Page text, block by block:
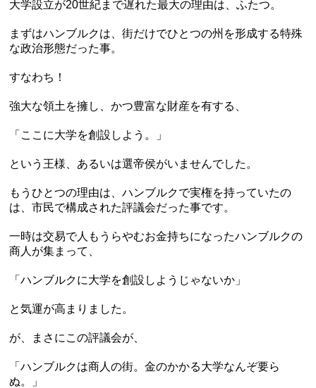
大学設立が20世紀まで遅れた最大の理由は、ふたつ。
まずはハンブルクは、街だけでひとつの州を形成する特殊
な政治形態だった事。
すなわち！
強大な領土を擁し、かつ豊富な財産を有する、
「ここに大学を創設しよう。」
という王様、あるいは選帝侯がいませんでした。
もうひとつの理由は、ハンブルクで実権を持っていたの
は、市民で構成された評議会だった事です。
一時は交易で人もうらやむお金持ちになったハンブルクの
商人が集まって、
「ハンブルクに大学を創設しようじゃないか」
と気運が高まりました。
が、まさにこの評議会が、
「ハンブルクは商人の街。金のかかる大学なんぞ要ら
ぬ。」